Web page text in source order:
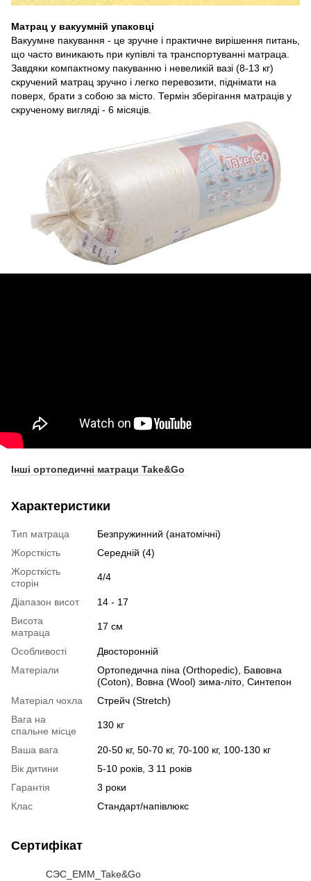
Матрац у вакуумній упаковці
Вакуумне пакування - це зручне і практичне вирішення питань,
що часто виникають при купівлі та транспортуванні матраца.
Завдяки компактному пакуванню і невеликій вазі (8-13 кг)
скручений матрац зручно і легко перевозити, піднімати на
поверх, брати з собою за місто. Термін зберігання матраців у
скрученому вигляді - 6 місяців.
Інші ортопедичні матраци Take&Go
Характеристики
Тип матраца
Безпружинний (анатомічні)
Жорсткість
Середній (4)
Жорсткість
сторін
4/4
Діапазон висот
14 - 17
Висота
матраца
17 см
Особливості
Двосторонній
Матеріали
Ортопедична піна (Orthopedic), Бавовна
(Coton), Вовна (Wool) зима-літо, Синтепон
Матеріал чохла
Стрейч (Stretch)
Вага на
спальне місце
130 кг
Ваша вага
20-50 кг, 50-70 кг, 70-100 кг, 100-130 кг
Вік дитини
5-10 років, З 11 років
Гарантія
3 роки
Клас
Стандарт/напівлюкс
Сертифікат
СЭС_ЕММ_Take&Go